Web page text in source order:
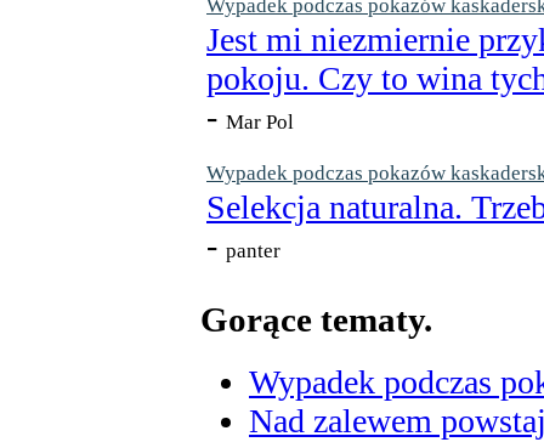
Wypadek podczas pokazów
Jest mi niezmiernie
pokoju. Czy to wina
- Mar Pol
Wypadek podczas pokazów
Selekcja naturalna.
- panter
Gorące tematy.
Wypadek podczas
Nad zalewem